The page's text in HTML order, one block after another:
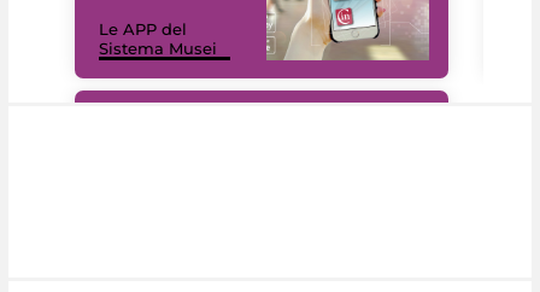
Le APP del
Sistema Musei